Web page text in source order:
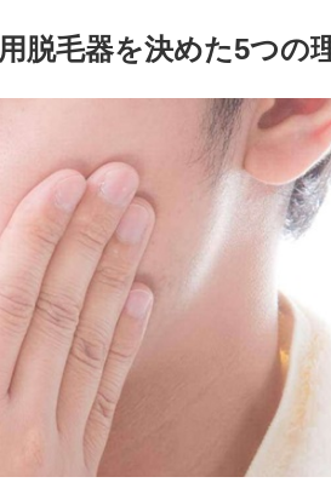
脱毛器を決めた5つの